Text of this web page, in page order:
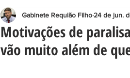
Motivações de
vão muito além de
Gabinete Requião Filho24 de jun.